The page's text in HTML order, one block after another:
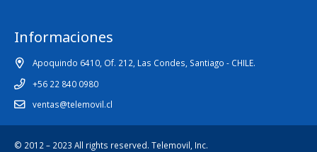
Informaciones
Apoquindo 6410, Of. 212, Las Condes, Santiago - CHILE.
+56 22 840 0980
ventas@telemovil.cl
© 2012 – 2023 All rights reserved. Telemovil, Inc.